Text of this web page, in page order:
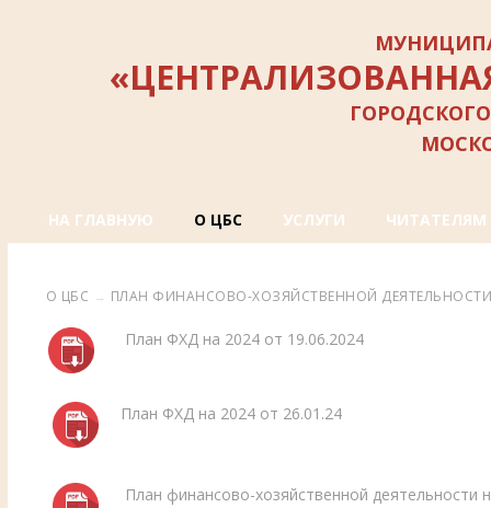
НА ГЛАВНУЮ О ЦБС УСЛУГИ ЧИТАТЕЛЯМ
О ЦБС → ПЛАН ФИНАНСОВО-ХОЗЯЙСТВЕННОЙ
План ФХД на 2024 от 19.06.2024
План ФХД на 2024 от 26.01.24
План финансово-хозяйственной деятельности